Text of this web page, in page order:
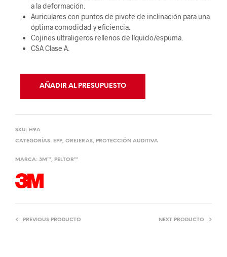
a la deformación.
Auriculares con puntos de pivote de inclinación para una
óptima comodidad y eficiencia.
Cojines ultraligeros rellenos de líquido/espuma.
CSA Clase A.
AÑADIR AL PRESUPUESTO
SKU: H9A
CATEGORÍAS: EPP, OREJERAS, PROTECCIÓN AUDITIVA
MARCA: 3M™, PELTOR™
PREVIOUS PRODUCTO NEXT PRODUCTO